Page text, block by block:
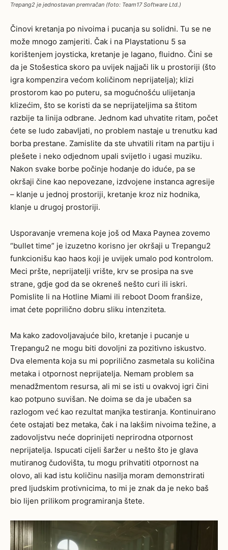
Trepang2 je jednostavan premračan (foto: Team17 Software Ltd.)
Činovi kretanja po nivoima i pucanja su solidni. Tu se ne
može mnogo zamjeriti. Čak i na Playstationu 5 sa
korištenjem joysticka, kretanje je lagano, fluidno. Čini se
da je Stošestica skoro pa uvijek najjači lik u prostoriji (što
igra kompenzira većom količinom neprijatelja); klizi
prostorom kao po puteru, sa mogućnošću ulijetanja
klizećim, što se koristi da se neprijateljima sa štitom
razbije ta linija odbrane. Jednom kad uhvatite ritam, počet
ćete se ludo zabavljati, no problem nastaje u trenutku kad
borba prestane. Zamislite da ste uhvatili ritam na partiju i
plešete i neko odjednom upali svijetlo i ugasi muziku.
Nakon svake borbe počinje hodanje do iduće, pa se
okršaji čine kao nepovezane, izdvojene instanca agresije
– klanje u jednoj prostoriji, kretanje kroz niz hodnika,
klanje u drugoj prostoriji.
Usporavanje vremena koje još od Maxa Paynea zovemo
“bullet time” je izuzetno korisno jer okršaji u Trepangu2
funkcionišu kao haos koji je uvijek umalo pod kontrolom.
Meci pršte, neprijatelji vrište, krv se prosipa na sve
strane, gdje god da se okreneš nešto curi ili iskri.
Pomislite li na Hotline Miami ili reboot Doom franšize,
imat ćete poprilično dobru sliku intenziteta.
Ma kako zadovoljavajuće bilo, kretanje i pucanje u
Trepangu2 ne mogu biti dovoljni za pozitivno iskustvo.
Dva elementa koja su mi poprilično zasmetala su količina
metaka i otpornost neprijatelja. Nemam problem sa
menadžmentom resursa, ali mi se isti u ovakvoj igri čini
kao potpuno suvišan. Ne doima se da je ubačen sa
razlogom već kao rezultat manjka testiranja. Kontinuirano
ćete ostajati bez metaka, čak i na lakšim nivoima težine, a
zadovoljstvu neće doprinijeti neprirodna otpornost
neprijatelja. Ispucati cijeli šaržer u nešto što je glava
mutiranog čudovišta, tu mogu prihvatiti otpornost na
olovo, ali kad istu količinu nasilja moram demonstrirati
pred ljudskim protivnicima, to mi je znak da je neko baš
bio lijen prilikom programiranja štete.